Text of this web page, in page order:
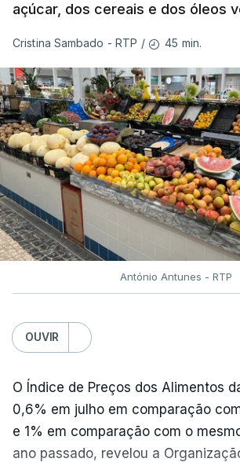
açúcar, dos cereais e dos óleos
Cristina Sambado - RTP / 45 min.
António Antunes - RTP
OUVIR
O Índice de Preços dos Alimentos
0,6% em julho em comparação
e 1% em comparação com o
ano passado, revelou a